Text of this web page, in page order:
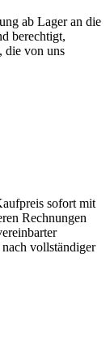
ab Lager an die
berechtigt,
die von uns
sofort mit
Rechnungen
vollständiger